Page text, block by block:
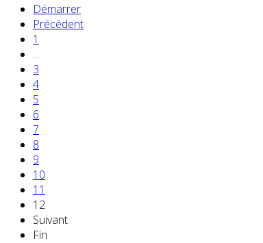
Démarrer
Précédent
1
...
3
4
5
6
7
8
9
10
11
12
Suivant
Fin